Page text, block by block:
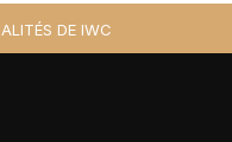
DE IWC